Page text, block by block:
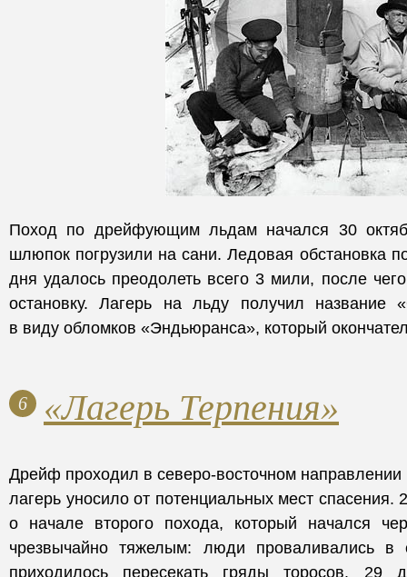
Поход по дрейфующим льдам начался 30
шлюпок погрузили на сани. Ледовая обстановка
дня удалось преодолеть всего 3 мили, после
остановку. Лагерь на льду получил название
в виду обломков «Эндьюранса», который
6 «Лагерь Терпения»
Дрейф проходил в северо-восточном направлении
лагерь уносило от потенциальных мест
о начале второго похода, который начался
чрезвычайно тяжелым: люди проваливались в
приходилось пересекать гряды торосов. 29